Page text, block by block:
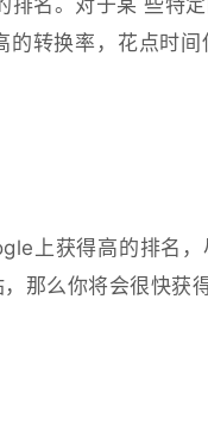
转换率，花点时
上获得高的排名
那么你将会很快获